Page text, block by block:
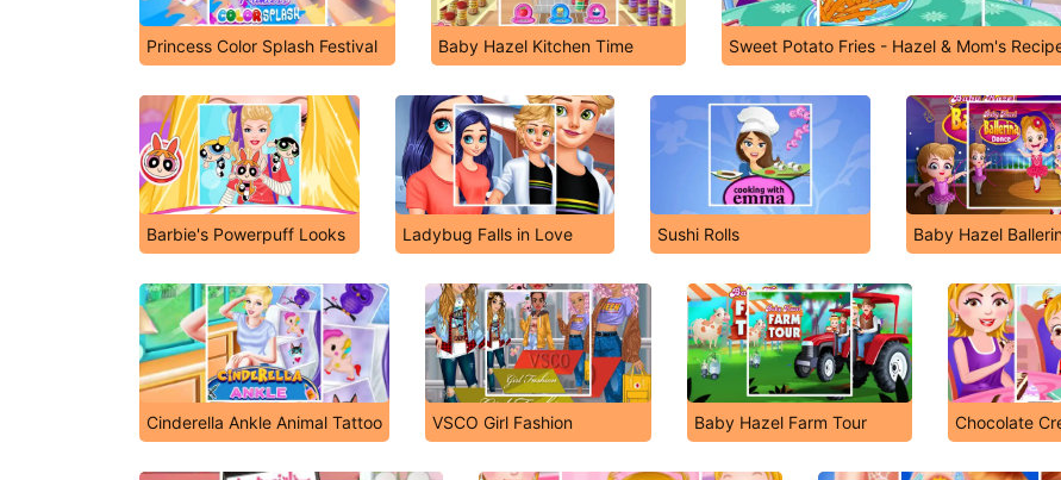
Princess Color Splash Festival Baby Hazel Kitchen Time Sweet Potato Fries - Hazel & Mom's
Barbie's Powerpuff Looks Ladybug Falls in Love Sushi Rolls Baby Hazel
Cinderella Ankle Animal Tattoo VSCO Girl Fashion Baby Hazel Farm Tour Chocolate